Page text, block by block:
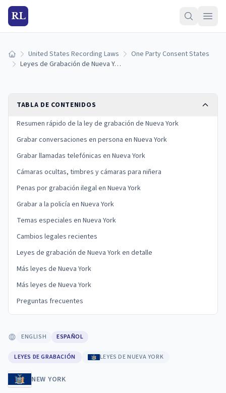
RL
Inicio United States Recording Laws
One Party Consent States
Leyes de Grabación de Nueva York (2026): Reglas de Consentimiento de una Sola Parte
TABLA DE CONTENIDOS
Resumen rápido de la ley de grabación de Nueva York
Grabar conversaciones en persona en Nueva York
Grabar llamadas telefónicas en Nueva York
Cámaras ocultas, timbres y cámaras para niñera
Penas por grabación ilegal en Nueva York
Grabar a la policía en Nueva York
Temas especiales en Nueva York
Cambios legales recientes
Leyes de grabación de Nueva York en detalle
Más leyes de Nueva York
Más leyes de Nueva York
Preguntas frecuentes
ENGLISH ESPAÑOL
LEYES DE GRABACIÓN LEYES DE NUEVA YORK
NEW YORK